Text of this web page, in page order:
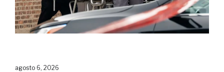
agosto 6, 2026